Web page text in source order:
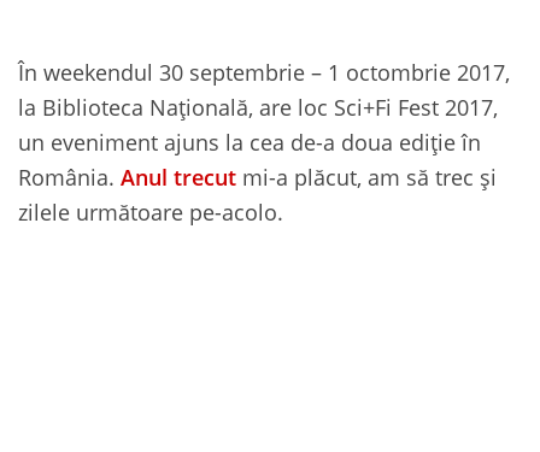
În weekendul 30 septembrie – 1 octombrie 2017,
la Biblioteca Națională, are loc Sci+Fi Fest 2017,
un eveniment ajuns la cea de-a doua ediție în
România. Anul trecut mi-a plăcut, am să trec și
zilele următoare pe-acolo.